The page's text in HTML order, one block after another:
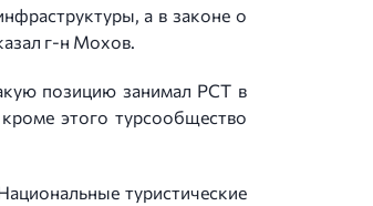
а в законе о
г-н Мохов.
позицию занимал РСТ в
этого турсообщество
туристические